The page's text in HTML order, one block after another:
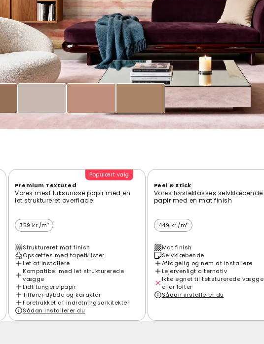
Populært valg
Premium Textured
Vores mest luksuriøse papir med en
let struktureret overflade
359 kr./m²
Struktureret mat finish
Opsættes med tapetklister
Let at installere
Kompatibel med let strukturerede
vægge
Lidt tungere papir
Tilfører dybde og karakter
Foretrukket af indretningsarkitekter
Sådan installerer du
Peel & Stick
Vores førsteklasses selvklæbende
papir med en mat finish
449 kr./m²
Mat finish
Selvklæbende
Aftagelig og nem at installere
Lejervenligt alternativ
Ikke egnet til teksturerede vægge
eller lofter
Sådan installerer du